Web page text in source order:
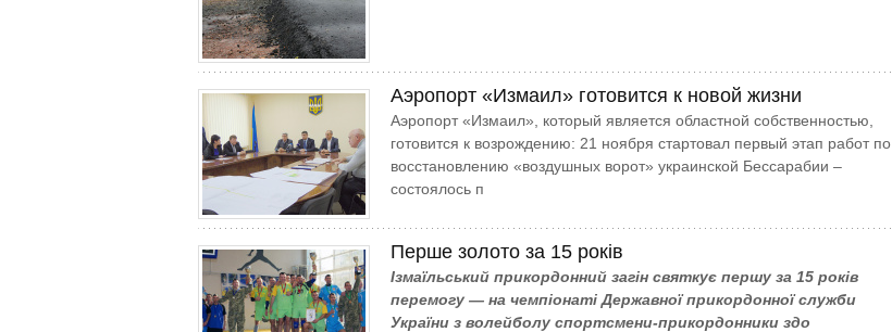
Аэропорт «Измаил» готовится к новой жизни
Аэропорт «Измаил», который является областной собственностью,
готовится к возрождению: 21 ноября стартовал первый этап работ по
восстановлению «воздушных ворот» украинской Бессарабии –
состоялось п
Перше золото за 15 років
Ізмаїльський прикордонний загін святкує першу за 15 років
перемогу — на чемпіонаті Державної прикордонної служби
України з волейболу спортсмени-прикордонники здо